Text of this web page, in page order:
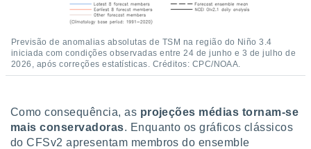
Previsão de anomalias absolutas de TSM na região do Niño 3.4
iniciada com condições observadas entre 24 de junho e 3 de julho de
2026, após correções estatísticas. Créditos: CPC/NOAA.
Como consequência, as projeções médias tornam-se
mais conservadoras. Enquanto os gráficos clássicos
do CFSv2 apresentam membros do ensemble